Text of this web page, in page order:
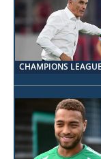
CHAMPIONS LEAGUE